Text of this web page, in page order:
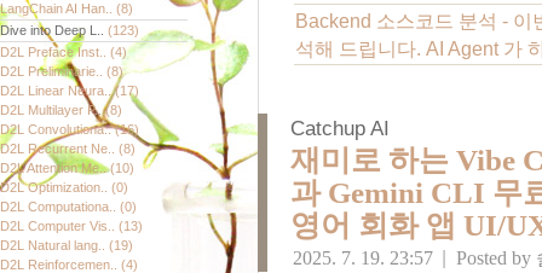
LangChain AI Han.. (8)
Dive into Deep L.. (123)
D2L Preface Inst.. (4)
D2L Preliminarie.. (8)
D2L Linear Neura..(17)
D2L Multilayer P..(8)
D2L Convolutiona..(16)
D2L Recurrent Ne.. (8)
D2L Attention Me..(10)
D2L Optimization.. (0)
D2L Computationa.. (0)
D2L Computer Vis.. (13)
D2L Natural lang.. (19)
D2L Reinforcemen.. (4)
Backend 소스코드 분석 -
석해 드립니다. AI Agent 가
Catchup AI
재미로 하는 Vibe
과 Gemini CLI 무
영어 회화 앱 UI/
2025. 7. 19. 23:57 Posted by